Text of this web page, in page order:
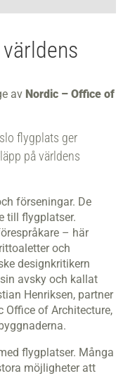
av Nordic – Office of
flygplats ger
på världens
för­seningar. De
till flygplatser.
– här
och
designkritikern
avsky och kallat
Henriksen, partner
Office of Architecture,
flygplatser. Många
möjligheter att